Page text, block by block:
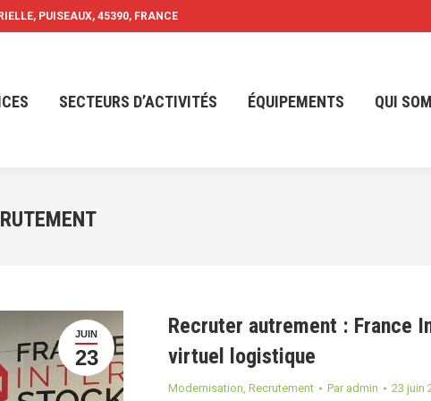
PUISEAUX, 45390, FRANCE
SECTEURS D’ACTIVITÉS ÉQUIPEMENTS QUI
JUIN
23
Recruter autrement : France
virtuel logistique
Modernisation, Recrutement Par admin 23 juin